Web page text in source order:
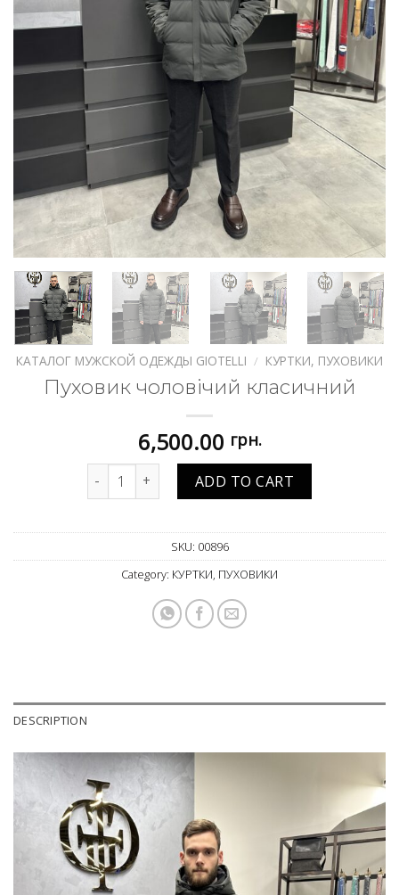
КАТАЛОГ МУЖСКОЙ ОДЕЖДЫ GIOTELLI / КУРТКИ, ПУХОВИКИ
Пуховик чоловічий класичний
6,500.00 грн.
Пуховик чоловічий класичний quantity
ADD TO CART
SKU: 00896
Category: КУРТКИ, ПУХОВИКИ
DESCRIPTION